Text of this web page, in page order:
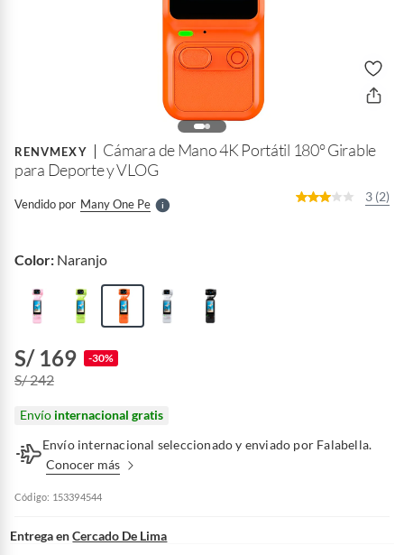
RENVMEXY
Cámara de Mano 4K Portátil 180° Girable
para Deporte y VLOG
Vendido por Many One PeS
l
l
e
3 (2)
Color: Naranjo
S/ 169 -30%
S/ 242
Envío internacional gratis
Envío internacional seleccionado y enviado por Falabella.
Conocer más
Código: 153394544
Entrega en Cercado De Lima